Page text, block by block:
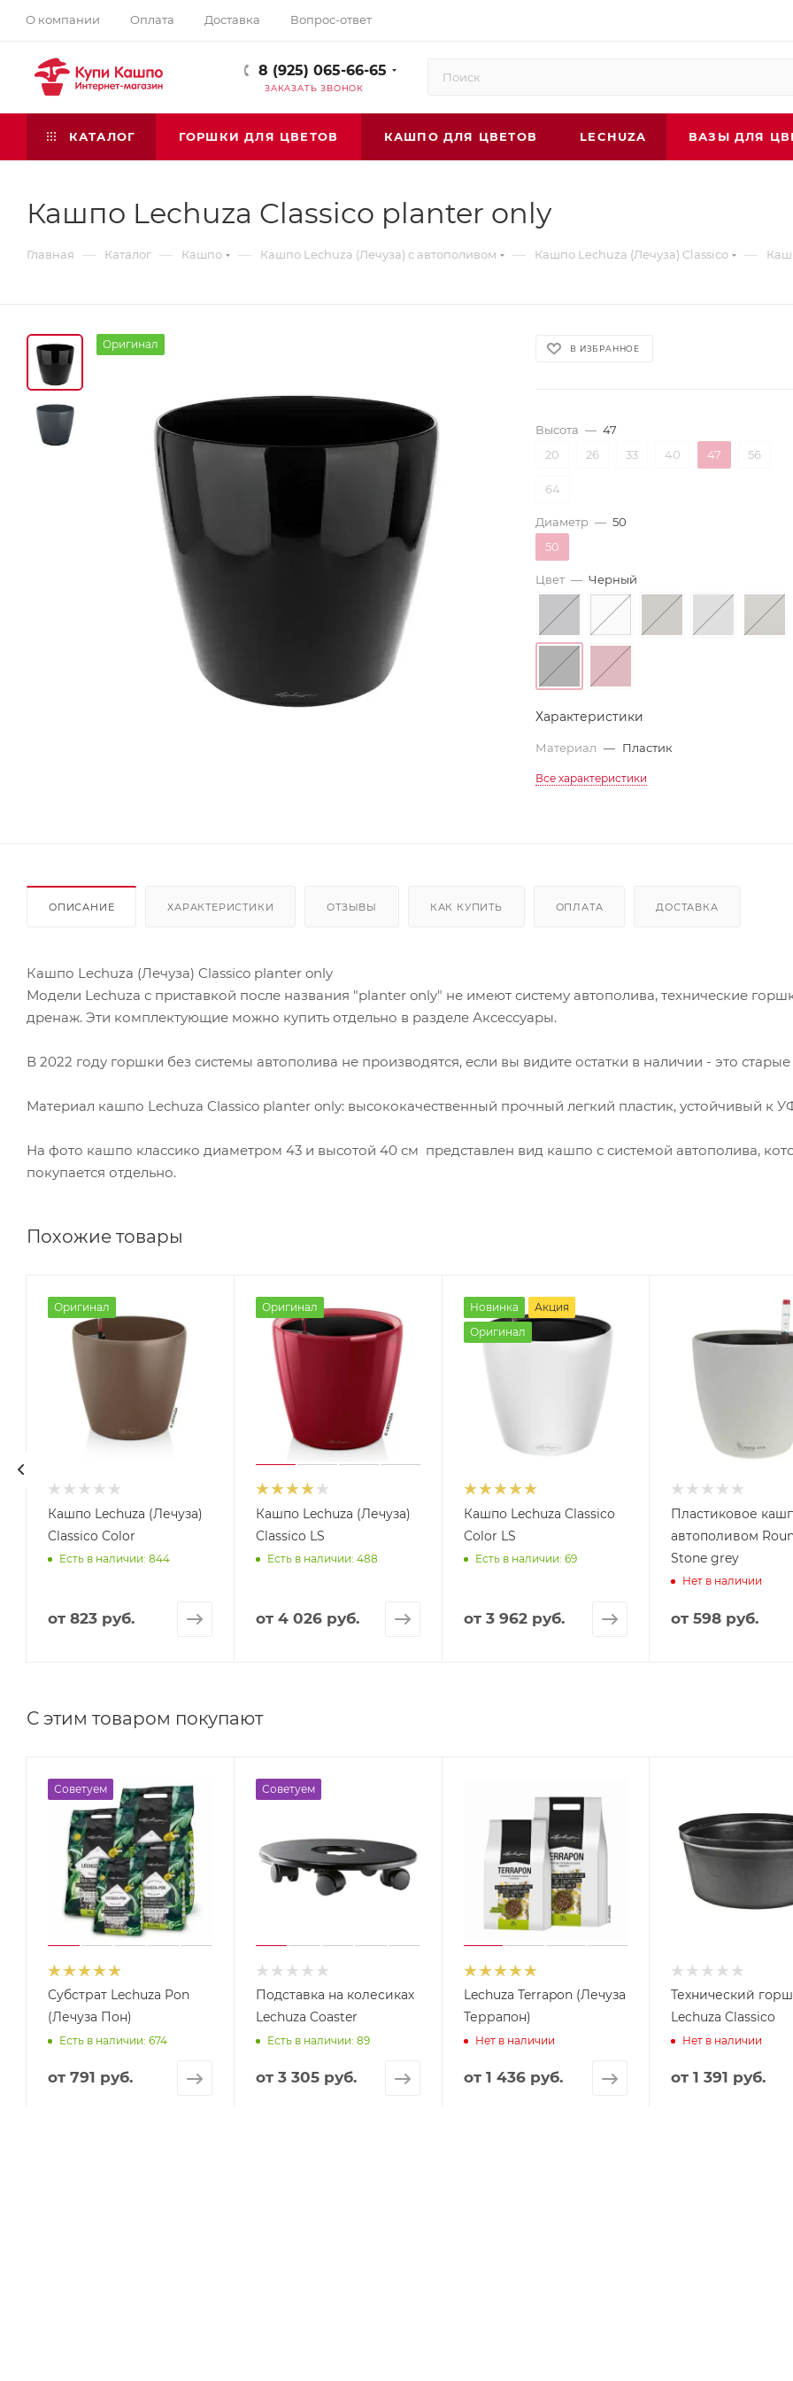
О компании Оплата Доставка Вопрос-ответ
8 (925) 065-66-65
ЗАКАЗАТЬ ЗВОНОК
КАТАЛОГ ГОРШКИ ДЛЯ ЦВЕТОВ КАШПО ДЛЯ ЦВЕТОВ LECHUZA ВАЗЫ ДЛЯ
Кашпо Lechuza Classico planter only
Главная — Каталог — Кашпо — Кашпо Lechuza (Лечуза) с автополивом — Кашпо Lechuza (Лечуза) Classico —
Оригинал В ИЗБРАННОЕ
Высота — 47
20
26 33 40 47 56
64
Диаметр — 50
50
Цвет — Черный
Характеристики
Материал — Пластик
Все характеристики
ОПИСАНИЕ ХАРАКТЕРИСТИКИ ОТЗЫВЫ КАК КУПИТЬ ОПЛАТА ДОСТАВКА
Кашпо Lechuza (Лечуза) Classico planter only
Модели Lechuza с приставкой после названия "planter only" не имеют систему автополива, технические
дренаж. Эти комплектующие можно купить отдельно в разделе Аксессуары.
В 2022 году горшки без системы автополива не производятся, если вы видите остатки в наличии - это
Материал кашпо Lechuza Classico planter only: высококачественный прочный легкий пластик, устойчивый к
На фото кашпо классико диаметром 43 и высотой 40 см представлен вид кашпо с системой автополива,
покупается отдельно.
Похожие товары
Оригинал
Кашпо Lechuza (Лечуза)
Classico Color
Есть в наличии: 844
от 823 руб.
Оригинал
Кашпо Lechuza (Лечуза)
Classico LS
Есть в наличии: 488
от 4 026 руб.
Новинка
Акция
Оригинал
Кашпо Lechuza Classico
Color LS
Есть в наличии: 69
от 3 962 руб.
Пластиковое
автополивом
Stone grey
Нет в наличии
от598 руб.
С этим товаром покупают
Советуем
Субстрат Lechuza Pon
(Лечуза Пон)
Есть в наличии: 674
от 791 руб.
Советуем
Подставка на колесиках
Lechuza Coaster
Есть в наличии: 89
от 3 305 руб.
Lechuza Terrapon (Лечуза
Террапон)
Нет в наличии
от 1 436 руб.
Технический
Lechuza Classico
Нет в наличии
от1 391 руб.